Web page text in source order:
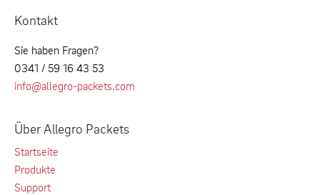
Kontakt
Sie haben Fragen?
0341 / 59 16 43 53
info@allegro-packets.com
Über Allegro Packets
Startseite
Produkte
Support